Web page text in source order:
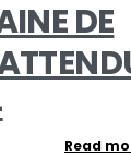
DE
Read